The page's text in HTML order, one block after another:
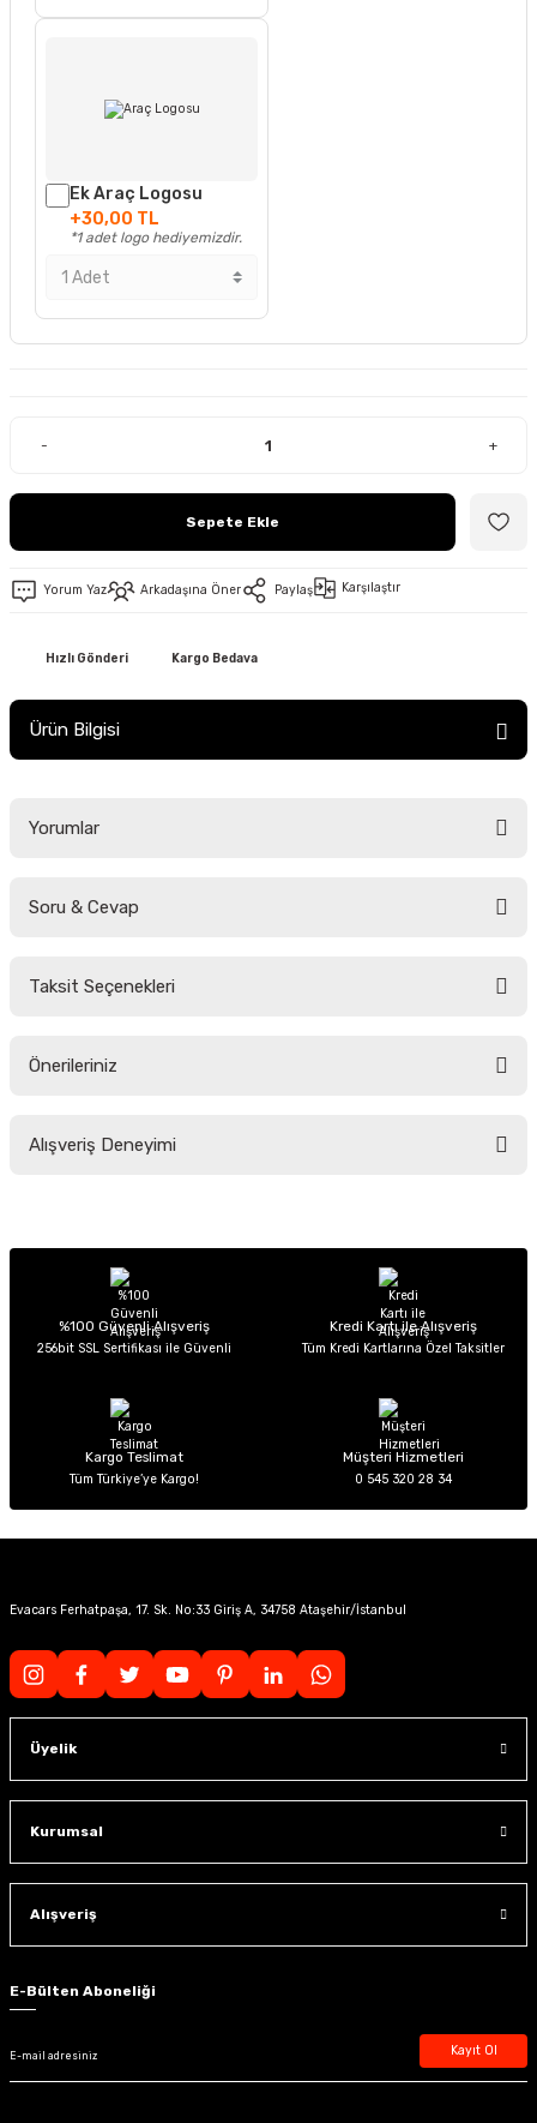
Ek Araç Logosu
+30,00 TL
*1 adet logo hediyemizdir.
- +
Sepete Ekle
Yorum Yaz Arkadaşına Öner Paylaş Karşılaştır
Hızlı Gönderi Kargo Bedava
Ürün Bilgisi
Yorumlar
Soru & Cevap
Taksit Seçenekleri
Önerileriniz
yetersiz gördüğünüz noktaları öneri formunu kullanarak tarafımıza
Ürün açıklamasında eksik bilgiler bulunuyor.
Ürün bilgilerinde hatalar bulunuyor.
Ürün fiyatı diğer sitelerden daha pahalı.
Alışveriş Deneyimi
Sitemize ilk yorumu siz yapın!
%100 Güvenli Alışveriş
256bit SSL Sertifikası ile Güvenli
Kredi Kartı ile Alışveriş
Tüm Kredi Kartlarına Özel Taksitler
Kargo Teslimat
Tüm Türkiye’ye Kargo!
Müşteri Hizmetleri
0 545 320 28 34
Evacars Ferhatpaşa, 17. Sk. No:33 Giriş A, 34758 Ataşehir/İstanbul
Üyelik
Kurumsal
Alışveriş
E-Bülten Aboneliği
Kayıt Ol